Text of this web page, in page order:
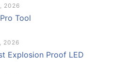
2026
Tool
2026
Explosion Proof LED